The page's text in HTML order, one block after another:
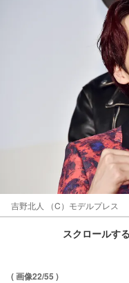
吉野北人 （C）モデルプレス
スクロールす
( 画像22/55 )